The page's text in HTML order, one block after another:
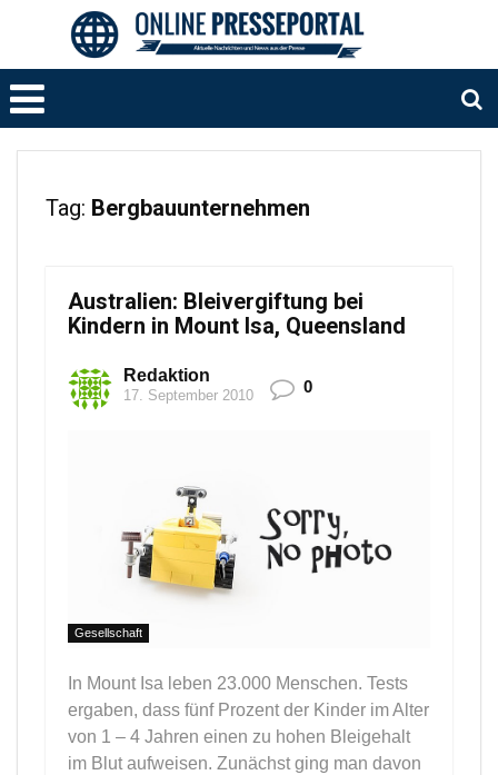
Tag: Bergbauunternehmen
Australien: Bleivergiftung bei
Kindern in Mount Isa, Queensland
Redaktion
17. September 2010 0
Gesellschaft
In Mount Isa leben 23.000 Menschen. Tests
ergaben, dass fünf Prozent der Kinder im Alter
von 1 – 4 Jahren einen zu hohen Bleigehalt
im Blut aufweisen. Zunächst ging man davon